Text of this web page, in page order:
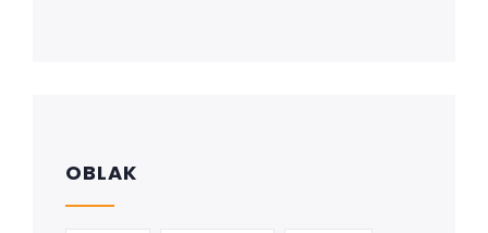
OBLAK